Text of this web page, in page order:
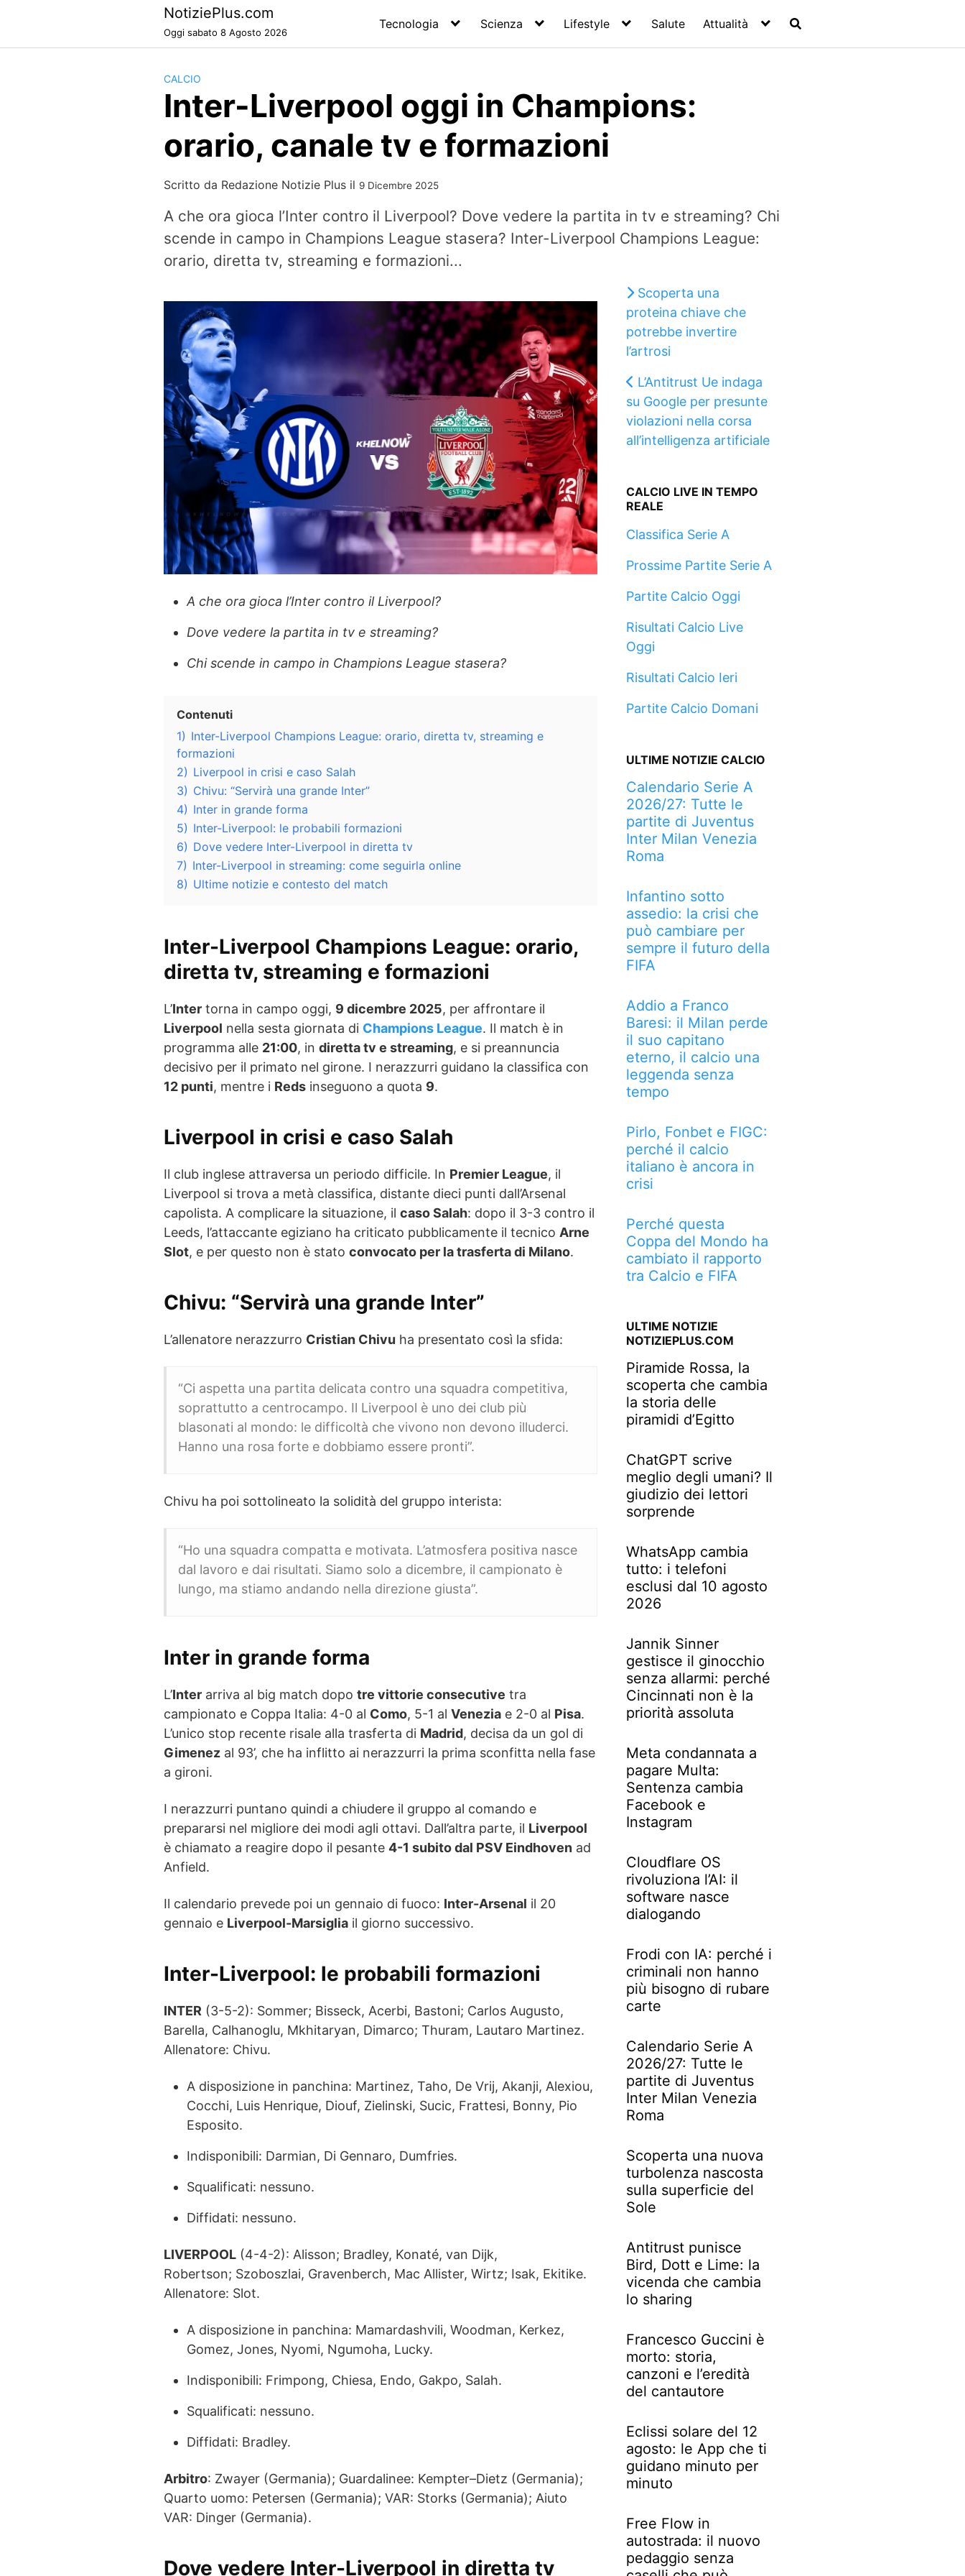
NotiziePlus.com
Oggi sabato 8 Agosto 2026
Tecnologia Scienza Lifestyle Salute Attualità
CALCIO
Inter-Liverpool oggi in Champions:
orario, canale tv e formazioni
Scritto da Redazione Notizie Plus il 9 Dicembre 2025
A che ora gioca l’Inter contro il Liverpool? Dove vedere la partita in tv e streaming? Chi
scende in campo in Champions League stasera? Inter-Liverpool Champions League:
orario, diretta tv, streaming e formazioni...
A che ora gioca l’Inter contro il Liverpool?
Dove vedere la partita in tv e streaming?
Chi scende in campo in Champions League stasera?
Contenuti
1) Inter-Liverpool Champions League: orario, diretta tv, streaming e
formazioni
2) Liverpool in crisi e caso Salah
3) Chivu: “Servirà una grande Inter”
4) Inter in grande forma
5) Inter-Liverpool: le probabili formazioni
6) Dove vedere Inter-Liverpool in diretta tv
7) Inter-Liverpool in streaming: come seguirla online
8) Ultime notizie e contesto del match
Inter-Liverpool Champions League: orario,
diretta tv, streaming e formazioni
L’Inter torna in campo oggi, 9 dicembre 2025, per affrontare il
Liverpool nella sesta giornata di Champions League. Il match è in
programma alle 21:00, in diretta tv e streaming, e si preannuncia
decisivo per il primato nel girone. I nerazzurri guidano la classifica con
12 punti, mentre i Reds inseguono a quota 9.
Liverpool in crisi e caso Salah
Il club inglese attraversa un periodo difficile. In Premier League, il
Liverpool si trova a metà classifica, distante dieci punti dall’Arsenal
capolista. A complicare la situazione, il caso Salah: dopo il 3-3 contro il
Leeds, l’attaccante egiziano ha criticato pubblicamente il tecnico Arne
Slot, e per questo non è stato convocato per la trasferta di Milano.
Chivu: “Servirà una grande Inter”
L’allenatore nerazzurro Cristian Chivu ha presentato così la sfida:
“Ci aspetta una partita delicata contro una squadra competitiva,
soprattutto a centrocampo. Il Liverpool è uno dei club più
blasonati al mondo: le difficoltà che vivono non devono illuderci.
Hanno una rosa forte e dobbiamo essere pronti”.
Chivu ha poi sottolineato la solidità del gruppo interista:
“Ho una squadra compatta e motivata. L’atmosfera positiva nasce
dal lavoro e dai risultati. Siamo solo a dicembre, il campionato è
lungo, ma stiamo andando nella direzione giusta”.
Inter in grande forma
L’Inter arriva al big match dopo tre vittorie consecutive tra
campionato e Coppa Italia: 4-0 al Como, 5-1 al Venezia e 2-0 al Pisa.
L’unico stop recente risale alla trasferta di Madrid, decisa da un gol di
Gimenez al 93’, che ha inflitto ai nerazzurri la prima sconfitta nella fase
a gironi.
I nerazzurri puntano quindi a chiudere il gruppo al comando e
prepararsi nel migliore dei modi agli ottavi. Dall’altra parte, il Liverpool
è chiamato a reagire dopo il pesante 4-1 subito dal PSV Eindhoven ad
Anfield.
Il calendario prevede poi un gennaio di fuoco: Inter-Arsenal il 20
gennaio e Liverpool-Marsiglia il giorno successivo.
Inter-Liverpool: le probabili formazioni
INTER (3-5-2): Sommer; Bisseck, Acerbi, Bastoni; Carlos Augusto,
Barella, Calhanoglu, Mkhitaryan, Dimarco; Thuram, Lautaro Martinez.
Allenatore: Chivu.
A disposizione in panchina: Martinez, Taho, De Vrij, Akanji, Alexiou,
Cocchi, Luis Henrique, Diouf, Zielinski, Sucic, Frattesi, Bonny, Pio
Esposito.
Indisponibili: Darmian, Di Gennaro, Dumfries.
Squalificati: nessuno.
Diffidati: nessuno.
LIVERPOOL (4-4-2): Alisson; Bradley, Konaté, van Dijk,
Robertson; Szoboszlai, Gravenberch, Mac Allister, Wirtz; Isak, Ekitike.
Allenatore: Slot.
A disposizione in panchina: Mamardashvili, Woodman, Kerkez,
Gomez, Jones, Nyomi, Ngumoha, Lucky.
Indisponibili: Frimpong, Chiesa, Endo, Gakpo, Salah.
Squalificati: nessuno.
Diffidati: Bradley.
Arbitro: Zwayer (Germania); Guardalinee: Kempter–Dietz (Germania);
Quarto uomo: Petersen (Germania); VAR: Storks (Germania); Aiuto
VAR: Dinger (Germania).
Dove vedere Inter-Liverpool in diretta tv
Scoperta una
proteina chiave che
potrebbe invertire
l’artrosi
L’Antitrust Ue indaga
su Google per presunte
violazioni nella corsa
all’intelligenza artificiale
CALCIO LIVE IN TEMPO
REALE
Classifica Serie A
Prossime Partite Serie A
Partite Calcio Oggi
Risultati Calcio Live
Oggi
Risultati Calcio Ieri
Partite Calcio Domani
ULTIME NOTIZIE CALCIO
Calendario Serie A
2026/27: Tutte le
partite di Juventus
Inter Milan Venezia
Roma
Infantino sotto
assedio: la crisi che
può cambiare per
sempre il futuro della
FIFA
Addio a Franco
Baresi: il Milan perde
il suo capitano
eterno, il calcio una
leggenda senza
tempo
Pirlo, Fonbet e FIGC:
perché il calcio
italiano è ancora in
crisi
Perché questa
Coppa del Mondo ha
cambiato il rapporto
tra Calcio e FIFA
ULTIME NOTIZIE
NOTIZIEPLUS.COM
Piramide Rossa, la
scoperta che cambia
la storia delle
piramidi d’Egitto
ChatGPT scrive
meglio degli umani? Il
giudizio dei lettori
sorprende
WhatsApp cambia
tutto: i telefoni
esclusi dal 10 agosto
2026
Jannik Sinner
gestisce il ginocchio
senza allarmi: perché
Cincinnati non è la
priorità assoluta
Meta condannata a
pagare Multa:
Sentenza cambia
Facebook e
Instagram
Cloudflare OS
rivoluziona l’AI: il
software nasce
dialogando
Frodi con IA: perché i
criminali non hanno
più bisogno di rubare
carte
Calendario Serie A
2026/27: Tutte le
partite di Juventus
Inter Milan Venezia
Roma
Scoperta una nuova
turbolenza nascosta
sulla superficie del
Sole
Antitrust punisce
Bird, Dott e Lime: la
vicenda che cambia
lo sharing
Francesco Guccini è
morto: storia,
canzoni e l’eredità
del cantautore
Eclissi solare del 12
agosto: le App che ti
guidano minuto per
minuto
Free Flow in
autostrada: il nuovo
pedaggio senza